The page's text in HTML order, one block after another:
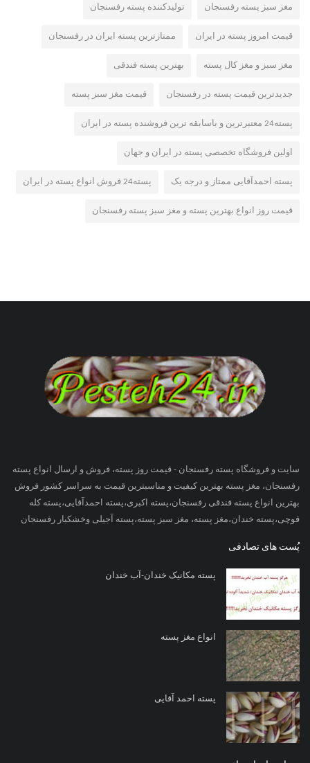
مغز سبز پسته رفسنجان تولیدکننده پسته رفسنجان
قیمت امروز پسته در ایران ممتازترین پسته ایران در رفسنجان
مغز سبز و مغز کال پسته بهترین پسته فندقی
جدیدترین قیمت پسته در رفسنجان قیمت مغز سبز پسته
پسته24 معتبرترین و باسابقه ترین فروشنده پسته در ایران
اولین فروشگاه تخصصی پسته در ایران و جهان
پسته احمدآقایی ممتاز و درجه یک پسته24 فروش انواع پسته در ایران
قیمت روز انواع بهترین پسته و مغز سبز پسته رفسنجان
سایت و فروشگاه پسته رفسنجان - قیمت روز پسته، فروش و ارسال انواع پسته
رفسنجان، مغز پسته بهترین کیفیت و مناسبترین قیمت به سراسر کشور فروش
بهترین انواع پسته فندقی رفسنجان،پسته اکبری،پسته احمدآقایی،پسته کله
قوچی،پسته خندان،مغز پسته، مغز سبز پسته،پسته آجیلی وخشکبار رفسنجان
پُست های تصادفی
پسته مکانیک خندان-آب خندان
انواع مغز پسته
پسته احمد آقایی